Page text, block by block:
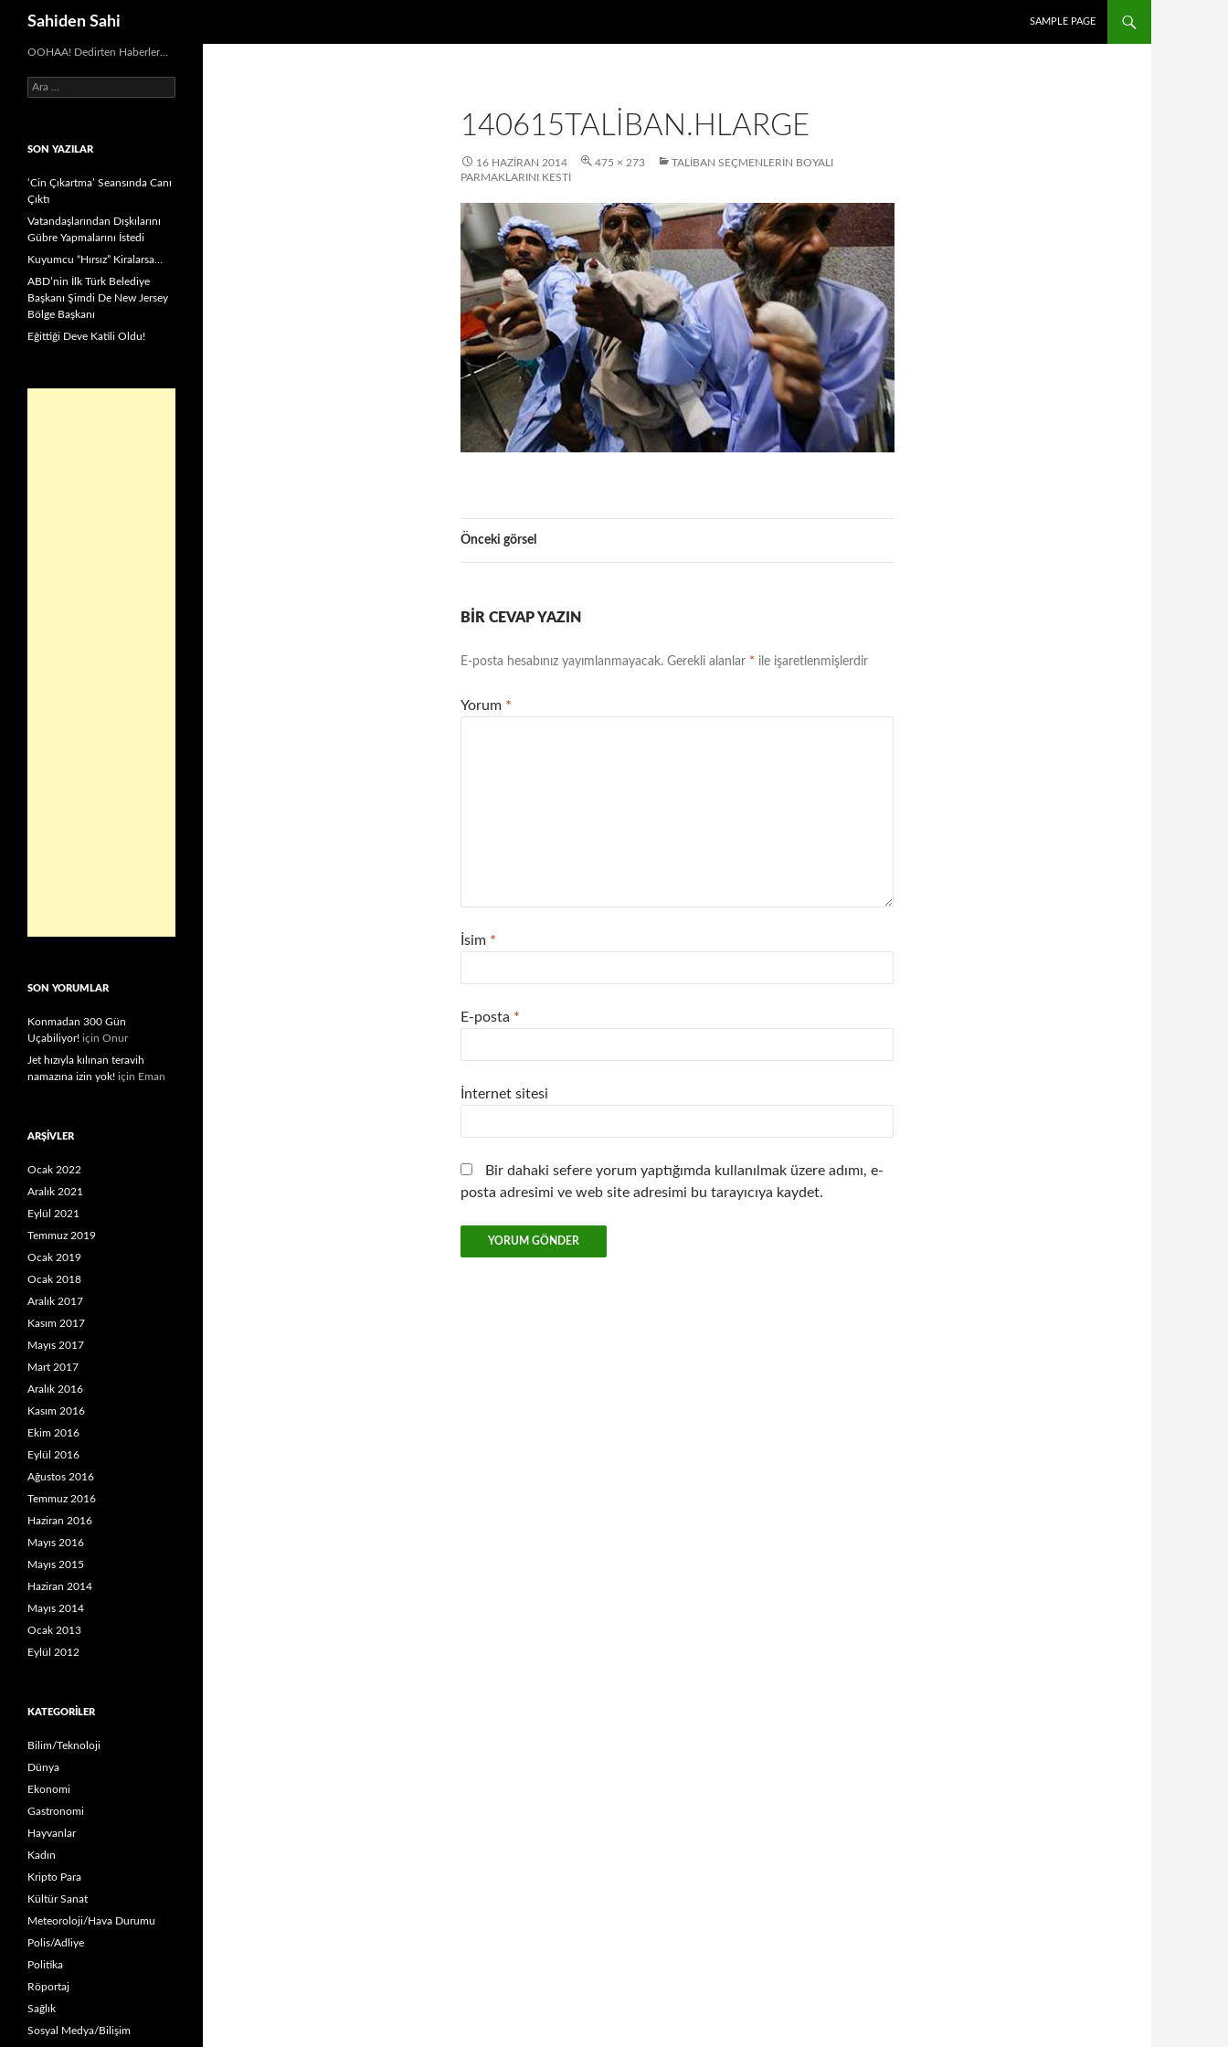
Sahiden Sahi
SAMPLE PAGE
140615TALIBAN.HLARGE
16 HAZIRAN 2014 475 × 273
TALIBAN SEÇMENLERIN BOYALI
PARMAKLARINI KESTI
Önceki görsel
BIR CEVAP YAZIN
E-posta hesabınız yayımlanmayacak. Gerekli alanlar * ile işaretlenmişlerdir
Yorum *
İsim *
E-posta *
İnternet sitesi
Bir dahaki sefere yorum yaptığımda kullanılmak üzere adımı, e-
posta adresimi ve web site adresimi bu tarayıcıya kaydet.
OOHAA! Dedirten Haberler…
Arama:
SON YAZILAR
‘Cin Çıkartma’ Seansında Canı
Çıktı
Vatandaşlarından Dışkılarını
Gübre Yapmalarını İstedi
Kuyumcu “Hırsız” Kiralarsa…
ABD’nin İlk Türk Belediye
Başkanı Şimdi De New Jersey
Bölge Başkanı
Eğittiği Deve Katili Oldu!
SON YORUMLAR
Konmadan 300 Gün
Uçabiliyor! için Onur
Jet hızıyla kılınan teravih
namazına izin yok! için Eman
ARŞIVLER
Ocak 2022
Aralık 2021
Eylül 2021
Temmuz 2019
Ocak 2019
Ocak 2018
Aralık 2017
Kasım 2017
Mayıs 2017
Mart 2017
Aralık 2016
Kasım 2016
Ekim 2016
Eylül 2016
Ağustos 2016
Temmuz 2016
Haziran 2016
Mayıs 2016
Mayıs 2015
Haziran 2014
Mayıs 2014
Ocak 2013
Eylül 2012
KATEGORILER
Bilim/Teknoloji
Dünya
Ekonomi
Gastronomi
Hayvanlar
Kadın
Kripto Para
Kültür Sanat
Meteoroloji/Hava Durumu
Polis/Adliye
Politika
Röportaj
Sağlık
Sosyal Medya/Bilişim